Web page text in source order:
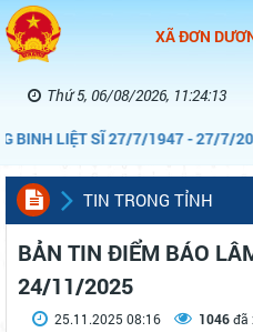
XÃ ĐƠN
Thứ 5, 06/08/2026, 11:24:14
LIỆT SĨ 27/7/1947 - 27/7/2026
TIN TRONG TỈNH
BẢN TIN ĐIỂM BÁO
24/11/2025
25.11.2025 08:16 1046đã